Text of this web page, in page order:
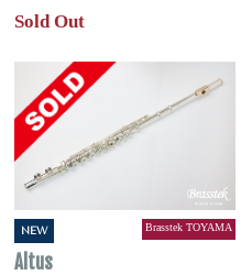
Sold Out
NEW Brasstek TOYAMA
Altus